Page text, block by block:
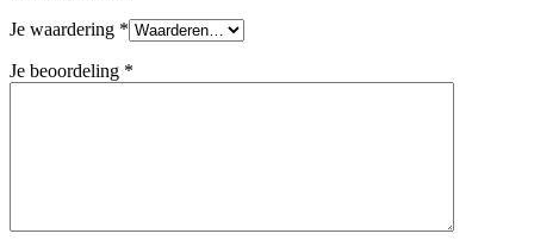
Je waardering *
Je beoordeling *